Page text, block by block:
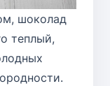
шоколад
теплый,